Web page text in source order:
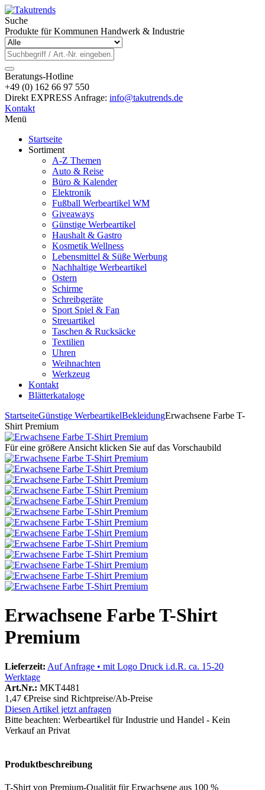
Suche
Produkte für Kommunen Handwerk & Industrie
Beratungs-Hotline
+49 (0) 162 66 97 550
Direkt EXPRESS Anfrage: info@takutrends.de
Kontakt
Menü
Startseite
Sortiment
A-Z Themen
Auto & Reise
Büro & Kalender
Elektronik
Fußball Werbeartikel WM
Giveaways
Günstige Werbeartikel
Haushalt & Gastro
Kosmetik Wellness
Lebensmittel & Süße Werbung
Nachhaltige Werbeartikel
Ostern
Schirme
Schreibgeräte
Sport Spiel & Fan
Streuartikel
Taschen & Rucksäcke
Textilien
Uhren
Weihnachten
Werkzeug
Kontakt
Blätterkataloge
StartseiteGünstige WerbeartikelBekleidungErwachsene Farbe T-
Shirt Premium
Für eine größere Ansicht klicken Sie auf das Vorschaubild
Erwachsene Farbe T-Shirt
Premium
Lieferzeit: Auf Anfrage • mit Logo Druck i.d.R. ca. 15-20
Werktage
Art.Nr.: MKT4481
1,47 €Preise sind Richtpreise/Ab-Preise
Diesen Artikel jetzt anfragen
Bitte beachten: Werbeartikel für Industrie und Handel - Kein
Verkauf an Privat
Produktbeschreibung
T-Shirt von Premium-Qualität für Erwachsene aus 100 %